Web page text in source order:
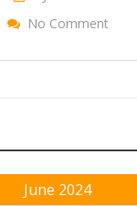
No Comment
June 2024